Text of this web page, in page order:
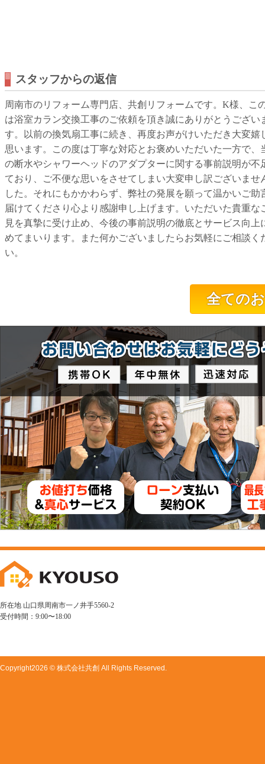
スタッフからの返信
周南市のリフォーム専門店、共創リフォームです。K様、こ
は浴室カラン交換工事のご依頼を頂き誠にありがとうござい
す。以前の換気扇工事に続き、再度お声がけいただき大変嬉
思います。この度は丁寧な対応とお褒めいただいた一方で、
の断水やシャワーヘッドのアダプターに関する事前説明が不
ており、ご不便な思いをさせてしまい大変申し訳ございませ
した。それにもかかわらず、弊社の発展を願って温かいご助
届けてくださり心より感謝申し上げます。いただいた貴重な
見を真摯に受け止め、今後の事前説明の徹底とサービス向上
めてまいります。また何かございましたらお気軽にご相談く
い。
全ての
所在地 山口県周南市一ノ井手5560-2
受付時間：9:00〜18:00
Copyright2026 © 株式会社共創 All Rights Reserved.